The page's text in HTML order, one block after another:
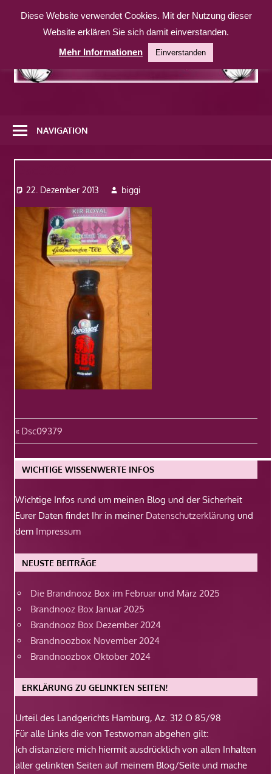
Inhalt
weitere
Website
NAVIGATION
22. Dezember 2013 biggi
Beitragsnavigation
Vorheriger
Beitrag:
Dsc09379
WICHTIGE WISSENWERTE INFOS
Wichtige Infos rund um meinen Blog und der Sicherheit
Eurer Daten findet Ihr in meiner Datenschutzerklärung und
dem Impressum
NEUSTE BEITRÄGE
Die Brandnooz Box im Februar und März 2025
Brandnooz Box Januar 2025
Brandnooz Box Dezember 2024
Brandnoozbox November 2024
Brandnoozbox Oktober 2024
ERKLÄRUNG ZU GELINKTEN SEITEN!
Urteil des Landgerichts Hamburg, Az. 312 O 85/98
Für alle Links die von Testwoman abgehen gilt:
Ich distanziere mich hiermit ausdrücklich von allen Inhalten
aller gelinkten Seiten auf meinem Blog/Seite und mache
Diese Website verwendet Cookies. Mit der Nutzung dieser
Website erklären Sie sich damit einverstanden.
Mehr Informationen
Einverstanden